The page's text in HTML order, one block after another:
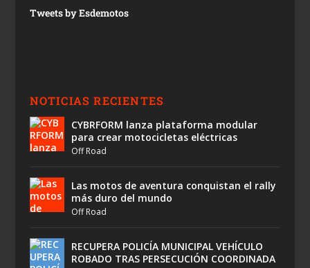
Tweets by Esdemotos
NOTICIAS RECIENTES
CYBRFORM lanza plataforma modular
para crear motocicletas eléctricas
Off Road
Las motos de aventura conquistan el rally
más duro del mundo
Off Road
RECUPERA POLICÍA MUNICIPAL VEHÍCULO
ROBADO TRAS PERSECUCIÓN COORDINADA